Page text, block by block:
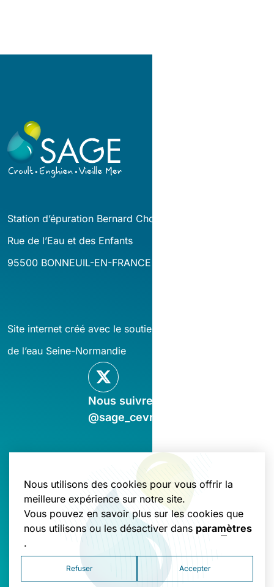
Station d’épuration Bernard Cholin
Rue de l’Eau et des Enfants
95500 BONNEUIL-EN-FRANCE
Site internet créé avec le soutien financier de l’agence
de l’eau Seine-Normandie
Nous suivre sur X
@sage_cevm
Nous contacter
Mentions légales Politique de gestion des cookies
Nous utilisons des cookies pour vous offrir la
meilleure expérience sur notre site.
Vous pouvez en savoir plus sur les cookies que
nous utilisons ou les désactiver dans paramètres
.
Accepter
Refuser